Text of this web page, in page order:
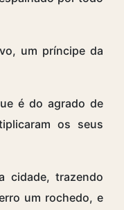
um príncipe da
é do agrado de
os seus
cidade, trazendo
um rochedo, e